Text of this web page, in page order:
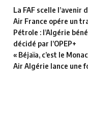
La FAF scelle l’avenir
Air France opére un
Pétrole : l’Algérie
décidé par l’OPEP+
« Béjaïa, c’est le
Air Algérie lance une